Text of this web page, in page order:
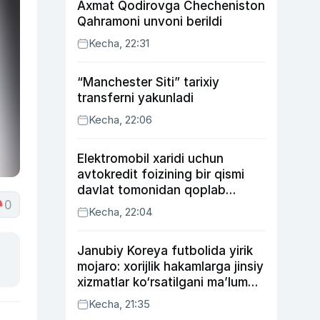
0
Axmat Qodirovga Checheniston
Qahramoni unvoni berildi
Kecha, 22:31
“Manchester Siti” tarixiy
transferni yakunladi
Kecha, 22:06
Elektromobil xaridi uchun
avtokredit foizining bir qismi
davlat tomonidan qoplab
berilishi mumkin
Kecha, 22:04
Janubiy Koreya futbolida yirik
mojaro: xorijlik hakamlarga jinsiy
xizmatlar ko‘rsatilgani ma’lum
qilindi
Kecha, 21:35